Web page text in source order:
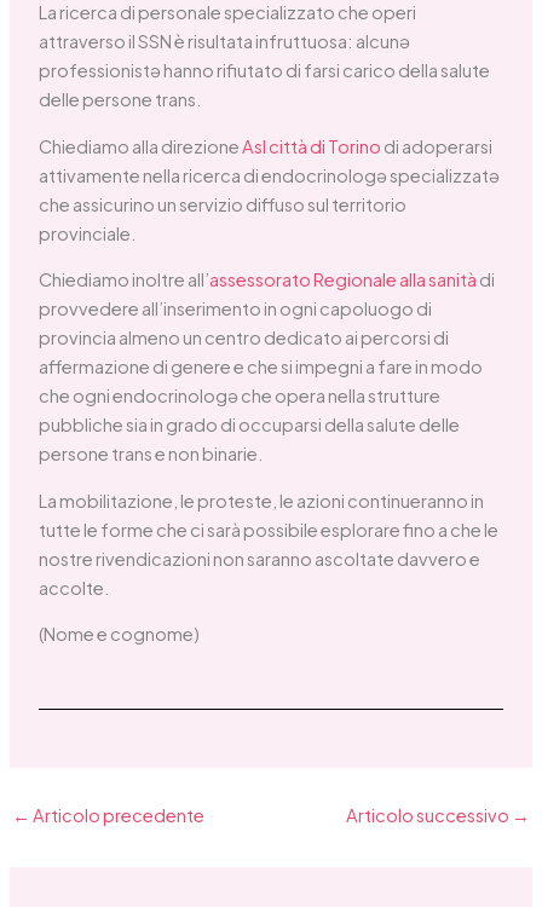
La ricerca di personale specializzato che operi
attraverso il SSN è risultata infruttuosa: alcunə
professionistə hanno rifiutato di farsi carico della salute
delle persone trans.
Chiediamo alla direzione Asl città di Torino di adoperarsi
attivamente nella ricerca di endocrinologə specializzatə
che assicurino un servizio diffuso sul territorio
provinciale.
Chiediamo inoltre all’assessorato Regionale alla sanità di
provvedere all’inserimento in ogni capoluogo di
provincia almeno un centro dedicato ai percorsi di
affermazione di genere e che si impegni a fare in modo
che ogni endocrinologə che opera nella strutture
pubbliche sia in grado di occuparsi della salute delle
persone trans e non binarie.
La mobilitazione, le proteste, le azioni continueranno in
tutte le forme che ci sarà possibile esplorare fino a che le
nostre rivendicazioni non saranno ascoltate davvero e
accolte.
(Nome e cognome)
← Articolo precedente Articolo successivo →